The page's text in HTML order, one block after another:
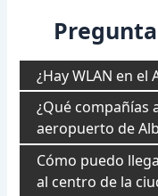
¿Hay WLAN en
¿Qué compañías
aeropuerto de
Cómo puedo
al centro de la